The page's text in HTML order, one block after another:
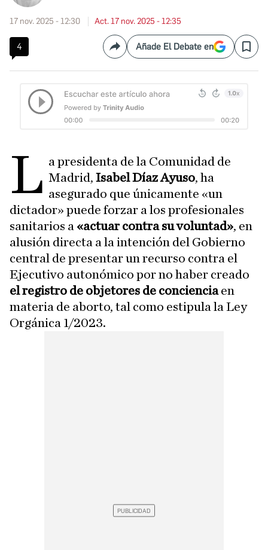
17 nov. 2025 - 12:30 Act. 17 nov. 2025 - 12:35
4 CompartirAñade El Debate en Save
L a presidenta de la Comunidad de
Madrid,Isabel Díaz Ayuso, ha
asegurado que únicamente «un
dictador» puede forzar a los profesionales
sanitarios a «actuar contra su voluntad», en
alusión directa a la intención del Gobierno
central de presentar un recurso contra el
Ejecutivo autonómico por no haber creado
el registro de objetores de concienciaen
materia de aborto, tal como estipula la Ley
Orgánica 1/2023.